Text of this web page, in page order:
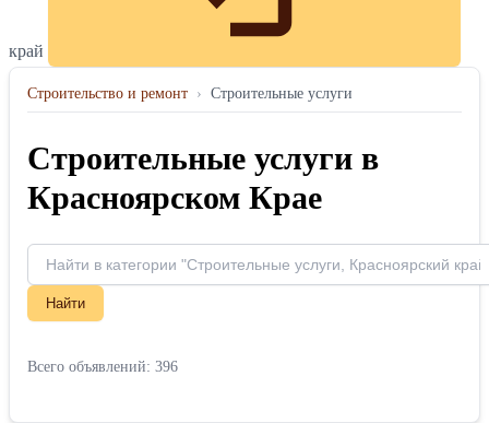
край
Строительство и ремонт › Строительные услуги
Строительные услуги в
Красноярском Крае
Найти
Всего объявлений: 396